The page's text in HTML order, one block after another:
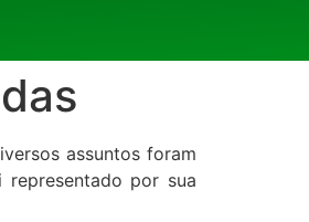
assuntos foram
representado por sua